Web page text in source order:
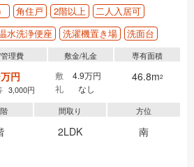
角住戸 2階以上
二人入居可
水洗浄便座 洗濯機置き場 洗面台
理費
円
3,000円
敷金/礼金
敷
4.9万円
礼
なし
専有面積
46.8m2
間取り
2LDK
方位
南